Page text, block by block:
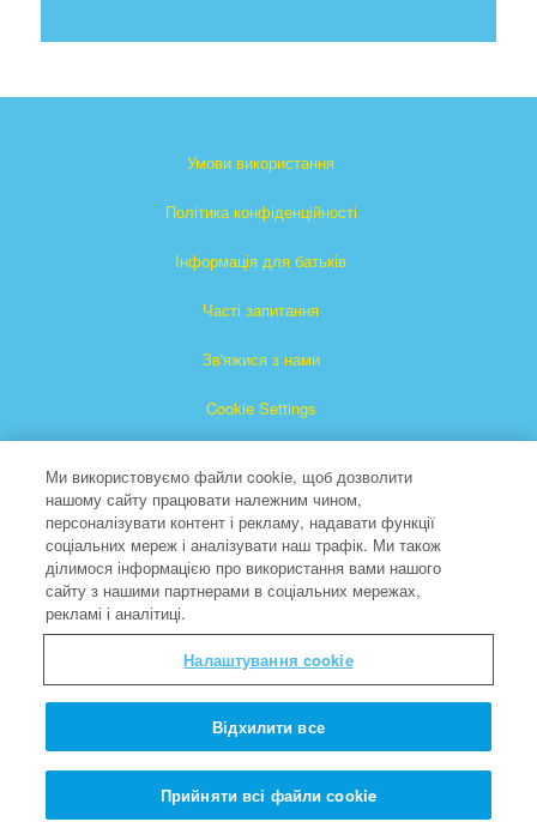
Умови використання
Політика конфіденційності
Інформація для батьків
Часті запитання
Зв'яжися з нами
Cookie Settings
"Суперкнига" є зареєстрованою торговою маркою The
Christian Broadcasting Network, Inc. (Християнської мовної
Усі права захищені.
Ми використовуємо файли cookie, щоб дозволити
нашому сайту працювати належним чином,
персоналізувати контент і рекламу, надавати функції
соціальних мереж і аналізувати наш трафік. Ми також
ділимося інформацією про використання вами нашого
сайту з нашими партнерами в соціальних мережах,
рекламі і аналітиці.
Налаштування cookie
Відхилити все
Прийняти всі файли сookie